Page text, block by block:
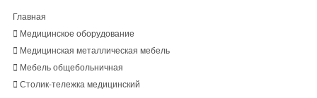
Главная
Медицинское оборудование
Медицинская металлическая мебель
Мебель общебольничная
Столик-тележка медицинский